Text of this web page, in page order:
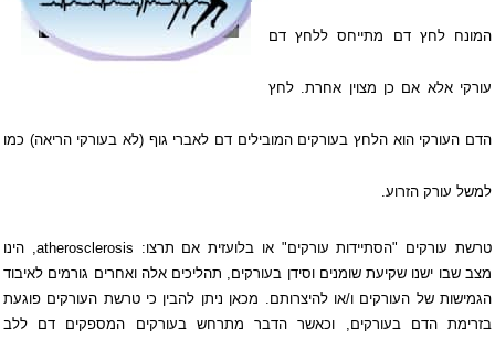
המונח לחץ דם מתייחס ללחץ דם
עורקי אלא אם כן מצוין אחרת. לחץ
הדם העורקי הוא הלחץ בעורקים המובילים דם לאברי גוף (לא בעורקי הריאה) כמו
למשל עורק הזרוע.
טרשת עורקים "הסתיידות עורקים" או בלועזית אם תרצו: atherosclerosis , הינו
מצב שבו ישנו שקיעת שומנים וסידן בעורקים, תהליכים אלה ואחרים גורמים לאיבוד
הגמישות של העורקים ו/או להיצרותם. מכאן ניתן להבין כי טרשת העורקים פוגעת
בזרימת הדם בעורקים, וכאשר הדבר מתרחש בעורקים המספקים דם ללב